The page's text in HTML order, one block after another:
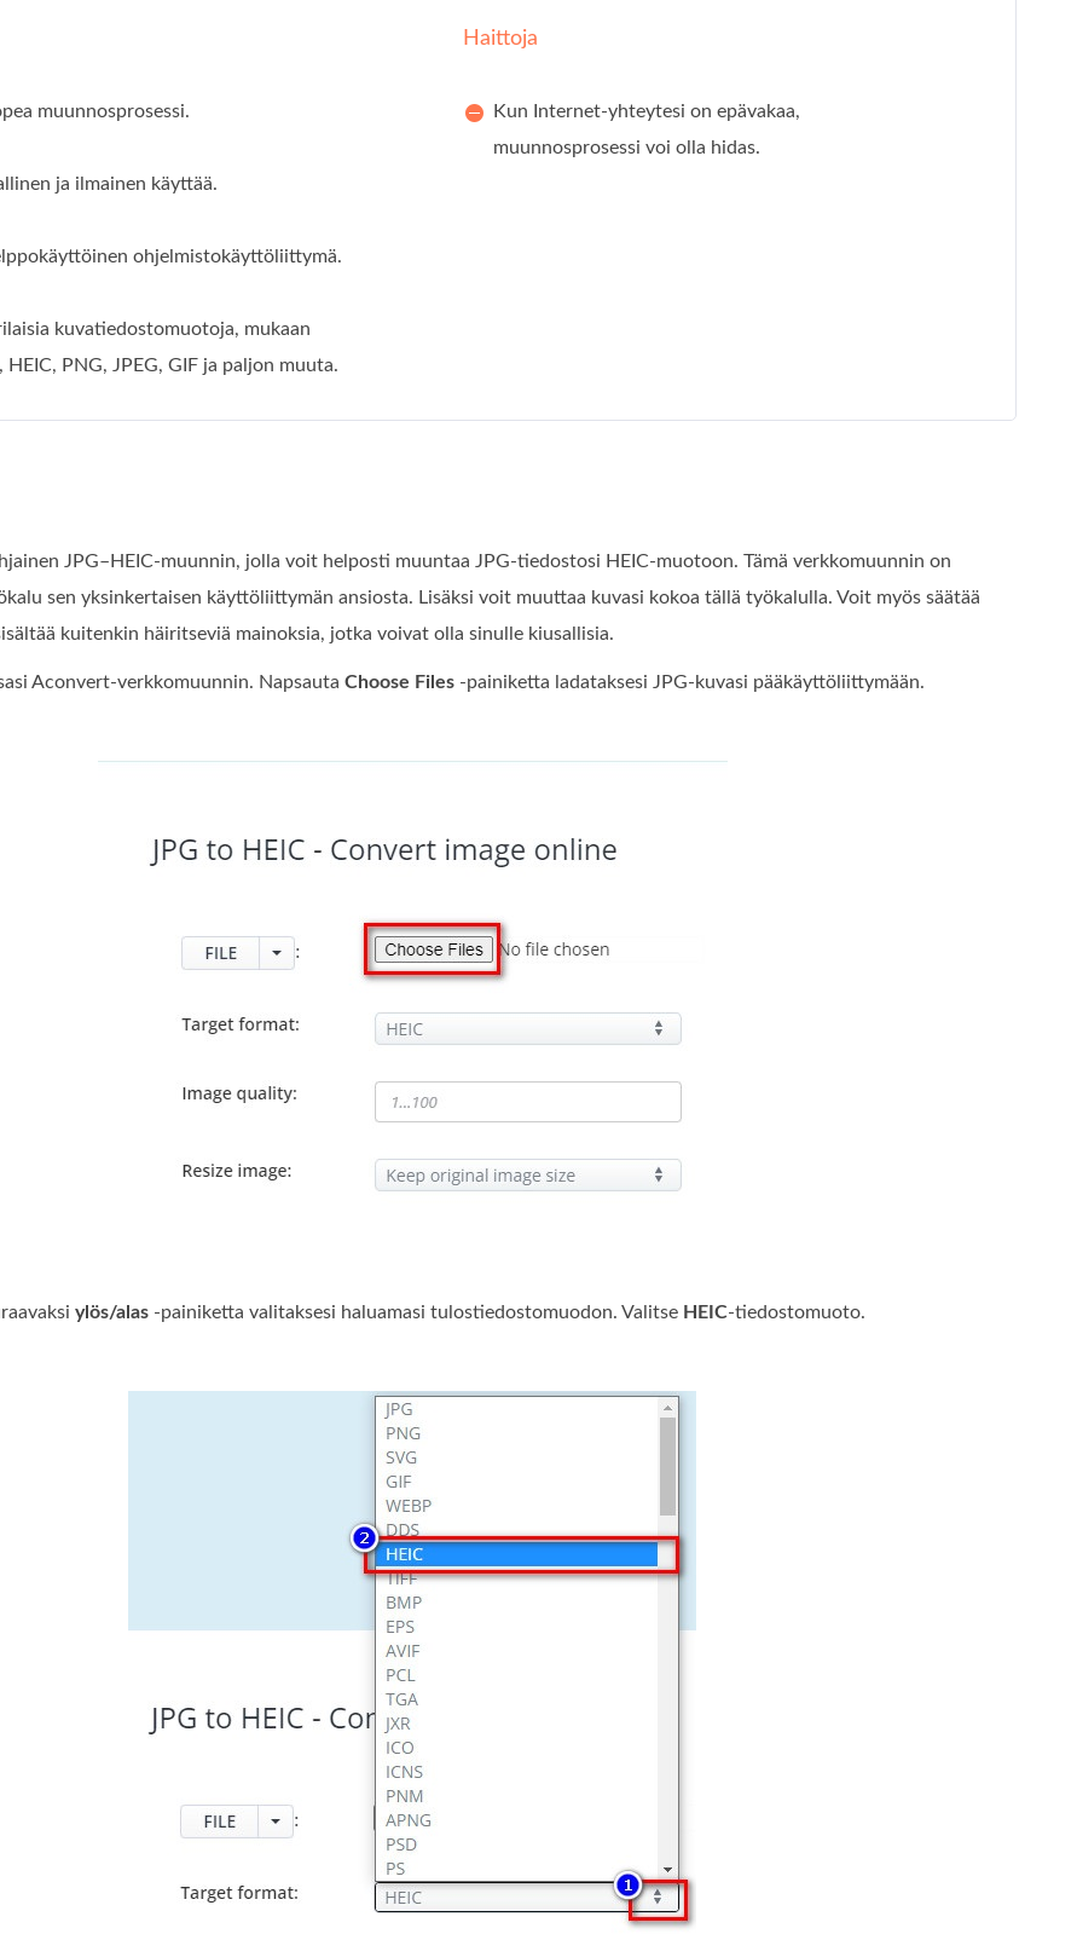
muunnosprosessi.
ja ilmainen käyttää.
ohjelmistokäyttöliittymä.
kuvatiedostomuotoja, mukaan
HEIC, PNG, JPEG, GIF ja paljon muuta.
Haittoja
Kun Internet-yhteytesi on epävakaa,
muunnosprosessi voi olla hidas.
JPG–HEIC-muunnin, jolla voit helposti muuntaa JPG‑tiedostosi HEIC‑muotoon. Tämä verkkomuunnin on
sen yksinkertaisen käyttöliittymän ansiosta. Lisäksi voit muuttaa kuvasi kokoa tällä työkalulla. Voit myös säätää
kuitenkin häiritseviä mainoksia, jotka voivat olla sinulle kiusallisia.
Aconvert-verkkomuunnin. Napsauta Choose Files ‑painiketta ladataksesi JPG‑kuvasi pääkäyttöliittymään.
ylös/alas ‑painiketta valitaksesi haluamasi tulostiedostomuodon. Valitse HEIC-tiedostomuoto.